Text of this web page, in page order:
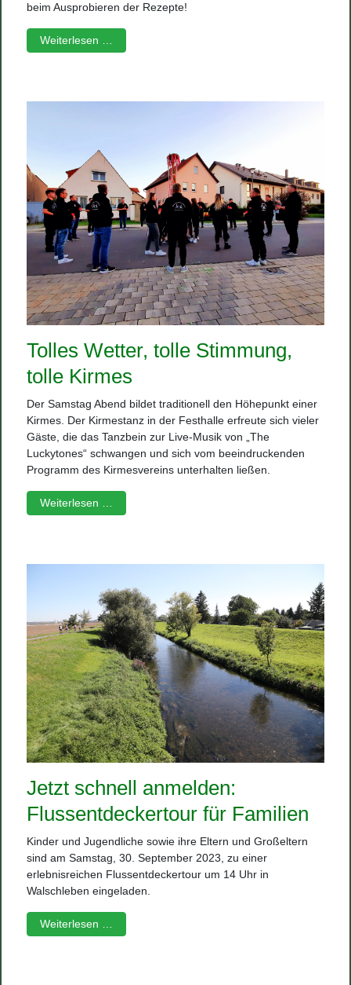
beim Ausprobieren der Rezepte!
Weiterlesen …
Tolles Wetter, tolle Stimmung,
tolle Kirmes
Der Samstag Abend bildet traditionell den Höhepunkt einer
Kirmes. Der Kirmestanz in der Festhalle erfreute sich vieler
Gäste, die das Tanzbein zur Live-Musik von „The
Luckytones“ schwangen und sich vom beeindruckenden
Programm des Kirmesvereins unterhalten ließen.
Weiterlesen …
Jetzt schnell anmelden:
Flussentdeckertour für Familien
Kinder und Jugendliche sowie ihre Eltern und Großeltern
sind am Samstag, 30. September 2023, zu einer
erlebnisreichen Flussentdeckertour um 14 Uhr in
Walschleben eingeladen.
Weiterlesen …